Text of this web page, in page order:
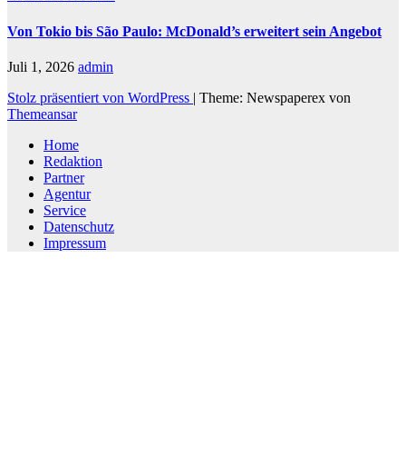
Von Tokio bis São Paulo: McDonald’s erweitert sein Angebot
Juli 1, 2026 admin
Stolz präsentiert von WordPress | Theme: Newspaperex von
Themeansar
Home
Redaktion
Partner
Agentur
Service
Datenschutz
Impressum